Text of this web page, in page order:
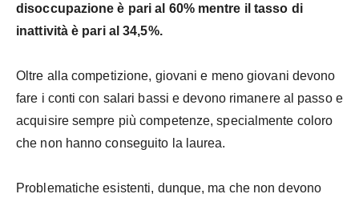
disoccupazione è pari al 60% mentre il tasso di
inattività è pari al 34,5%.
Oltre alla competizione, giovani e meno giovani devono
fare i conti con salari bassi e devono rimanere al passo e
acquisire sempre più competenze, specialmente coloro
che non hanno conseguito la laurea.
Problematiche esistenti, dunque, ma che non devono